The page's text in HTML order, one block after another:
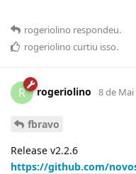
rogeriolino respondeu.
rogeriolino curtiu isso.
R rogeriolino 8 de Mai
fbravo
Release v2.2.6
https://github.com/